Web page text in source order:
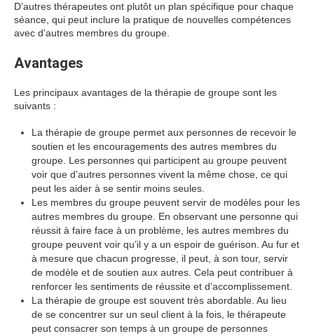
D’autres thérapeutes ont plutôt un plan spécifique pour chaque
séance, qui peut inclure la pratique de nouvelles compétences
avec d’autres membres du groupe.
Avantages
Les principaux avantages de la thérapie de groupe sont les
suivants :
La thérapie de groupe permet aux personnes de recevoir le
soutien et les encouragements des autres membres du
groupe. Les personnes qui participent au groupe peuvent
voir que d’autres personnes vivent la même chose, ce qui
peut les aider à se sentir moins seules.
Les membres du groupe peuvent servir de modèles pour les
autres membres du groupe. En observant une personne qui
réussit à faire face à un problème, les autres membres du
groupe peuvent voir qu’il y a un espoir de guérison. Au fur et
à mesure que chacun progresse, il peut, à son tour, servir
de modèle et de soutien aux autres. Cela peut contribuer à
renforcer les sentiments de réussite et d’accomplissement.
La thérapie de groupe est souvent très abordable. Au lieu
de se concentrer sur un seul client à la fois, le thérapeute
peut consacrer son temps à un groupe de personnes